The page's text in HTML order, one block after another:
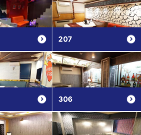
207
306